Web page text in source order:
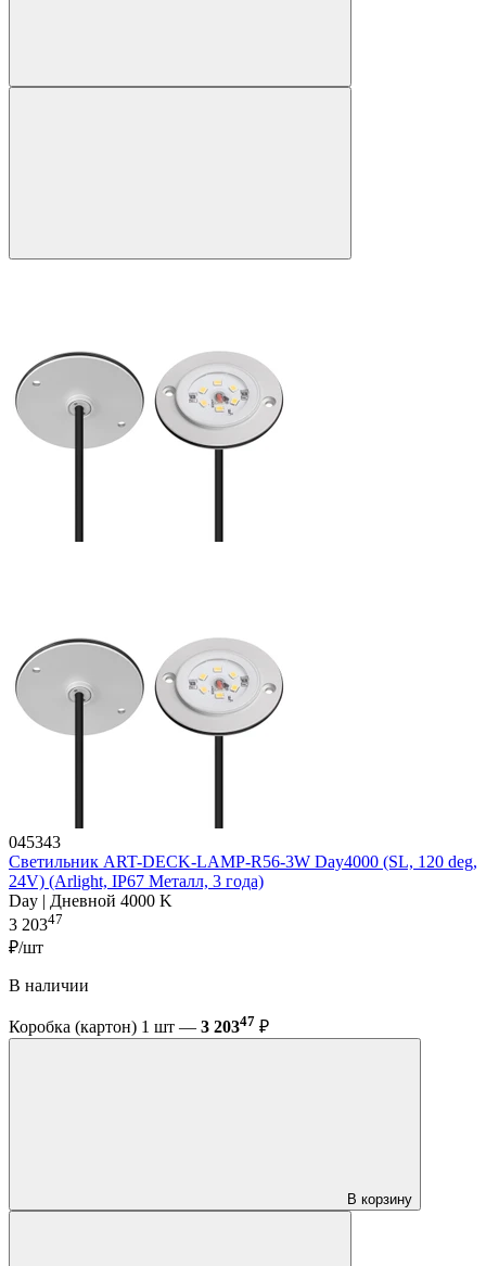
045343
Светильник ART-DECK-LAMP-R56-3W Day4000 (SL, 120 deg,
24V) (Arlight, IP67 Металл, 3 года)
Day | Дневной 4000 K
3 20347
₽/шт
В наличии
Коробка (картон) 1 шт — 3 20347 ₽
В корзину